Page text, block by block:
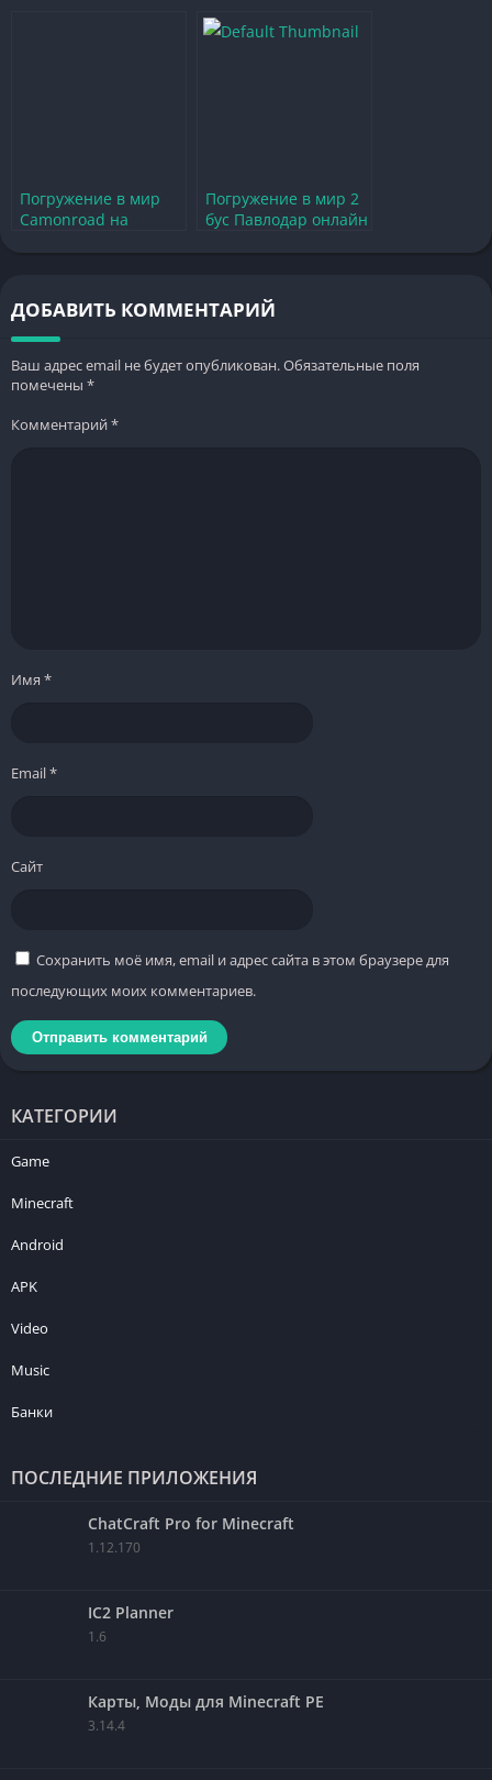
приключения
Погружение в мир
Camonroad на
гонки
Погружение в мир 2
бус Павлодар онлайн
ДОБАВИТЬ КОММЕНТАРИЙ
Ваш адрес email не будет опубликован.Обязательные поля
помечены *
Комментарий*
Имя *
Email*
Сайт
Сохранить моё имя, email и адрес сайта в этом браузере для
последующих моих комментариев.
КАТЕГОРИИ
Game
Minecraft
Android
APK
Video
Music
Банки
ПОСЛЕДНИЕ ПРИЛОЖЕНИЯ
ChatCraft Pro for Minecraft
1.12.170
IC2 Planner
1.6
Карты, Моды для Minecraft PE
3.14.4